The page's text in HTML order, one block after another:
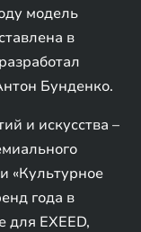
модель
в
Бунденко.
и искусства –
«Культурное
года в
для EXEED,